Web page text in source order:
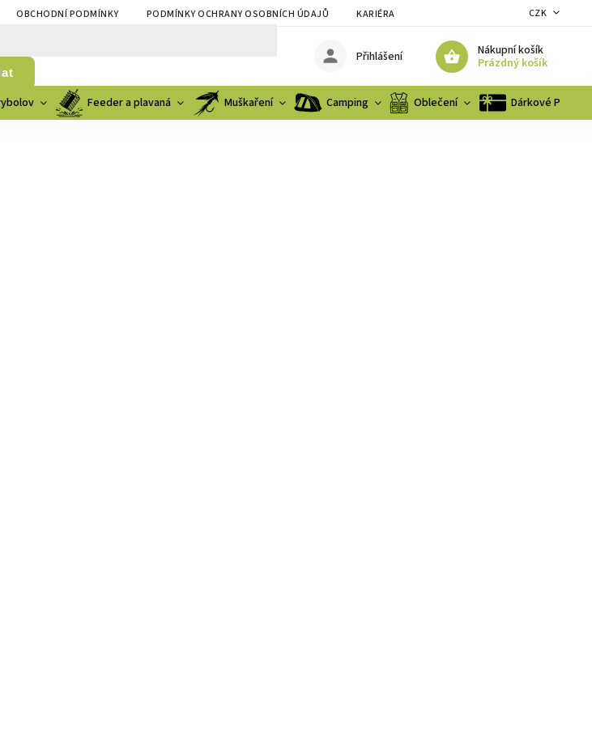
OBCHODNÍ PODMÍNKY PODMÍNKY OCHRANY OSOBNÍCH ÚDAJŮ KARIÉRA CZK
Nákupní košík
Prázdný košík
Přihlášení
Feeder a plavaná Muškaření Camping Oblečení Dárkové